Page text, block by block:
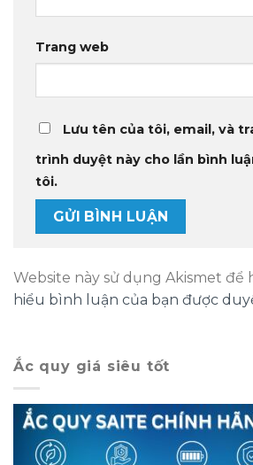
Trang web
Lưu tên của tôi, email, và
trình duyệt này cho lần bình
tôi.
Website này sử dụng Akismet để
hiểu bình luận của bạn được
Ắc quy giá siêu tốt